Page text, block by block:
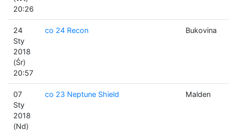
20:26
24
Sty
2018
(Śr)
20:57
co 24 Recon Bukovina
07
Sty
2018
(Nd)
co 23 Neptune Shield Malden